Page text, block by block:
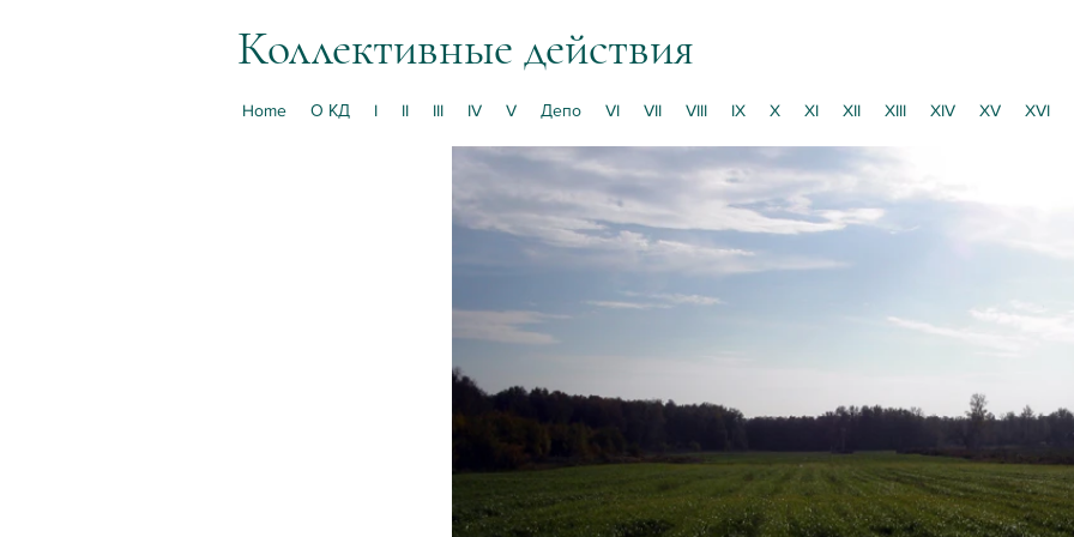
Коллективные действия
Home О КД I II III IV V Депо VI VII VIII IX X XI XII XIII XIV XV XVI